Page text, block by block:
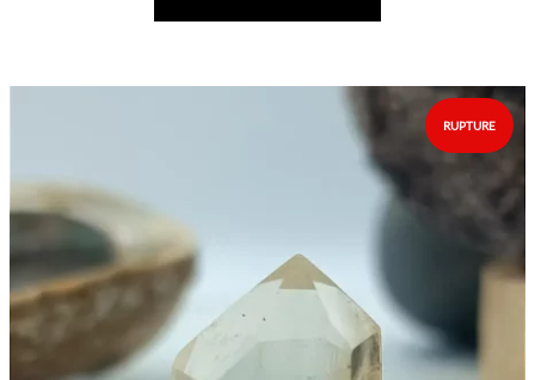
variations.
Les
options
peuvent
être
sur
la
page